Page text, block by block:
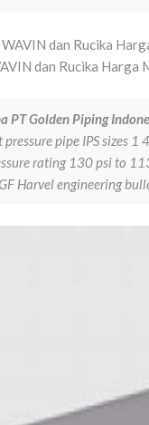
dan Rucika Harga
PT Golden Piping
pipe IPS sizes
rating 130 psi to
Harvel engineering